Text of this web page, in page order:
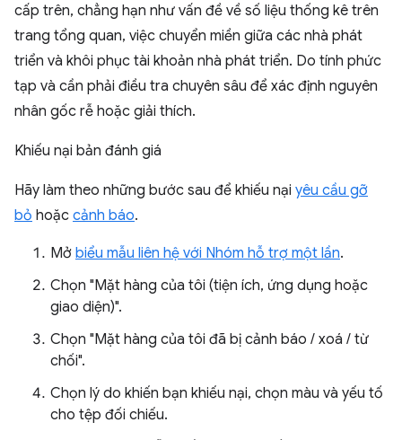
cấp trên, chẳng hạn như vấn đề về số liệu thống kê trên
trang tổng quan, việc chuyển miền giữa các nhà phát
triển và khôi phục tài khoản nhà phát triển. Do tính phức
tạp và cần phải điều tra chuyên sâu để xác định nguyên
nhân gốc rễ hoặc giải thích.
Khiếu nại bản đánh giá
Hãy làm theo những bước sau để khiếu nại yêu cầu gỡ
bỏ hoặc cảnh báo.
Mở biểu mẫu liên hệ với Nhóm hỗ trợ một lần.
Chọn "Mặt hàng của tôi (tiện ích, ứng dụng hoặc
giao diện)".
Chọn "Mặt hàng của tôi đã bị cảnh báo / xoá / từ
chối".
Chọn lý do khiến bạn khiếu nại, chọn màu và yếu tố
cho tệp đối chiếu.